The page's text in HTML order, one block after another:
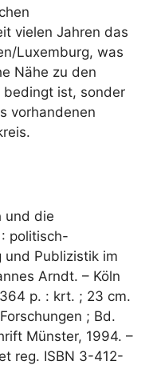
vielen Jahren das
Luxemburg, was
Nähe zu den
ist, sonder
vorhandenen
und die
politisch-
und Publizistik im
Arndt. – Köln
p. : krt. ; 23 cm.
; Bd.
Münster, 1994. –
reg. ISBN 3-412-